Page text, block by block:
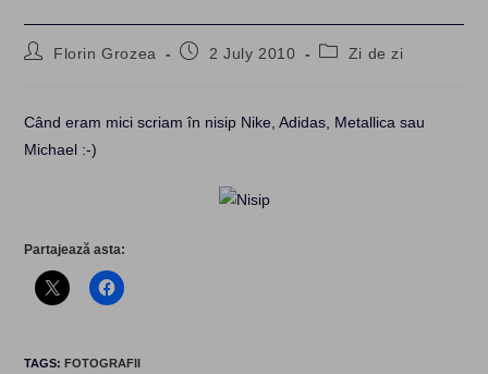
PostFlorin Grozea
Post2 July 2010
PostZi de zi
Când eram mici scriam în nisip Nike, Adidas, Metallica sau
Michael :-)
Partajează asta:
TAGS:FOTOGRAFII